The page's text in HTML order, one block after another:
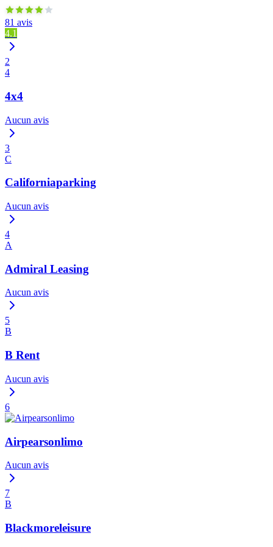
81 avis
4.1
2
4
4x4
Aucun avis
3
C
Californiaparking
Aucun avis
4
A
Admiral Leasing
Aucun avis
5
B
B Rent
Aucun avis
6
Airpearsonlimo
Aucun avis
7
B
Blackmoreleisure